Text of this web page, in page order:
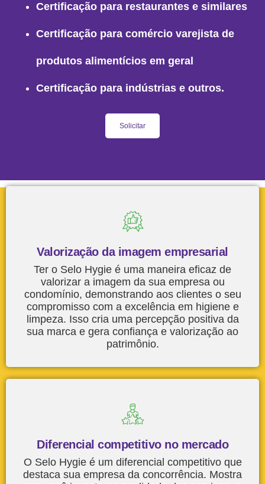
Certificação para restaurantes e similares
Certificação para comércio varejista de
produtos alimentícios em geral
Certificação para indústrias e outros.
Solicitar
Valorização da imagem empresarial
Ter o Selo Hygie é uma maneira eficaz de
valorizar a imagem da sua empresa ou
condomínio, demonstrando aos clientes o seu
compromisso com a excelência em higiene e
limpeza. Isso cria uma percepção positiva da
sua marca e gera confiança e valorização ao
patrimônio.
Diferencial competitivo no mercado
O Selo Hygie é um diferencial competitivo que
destaca sua empresa da concorrência. Mostra